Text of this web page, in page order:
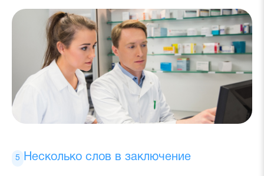
Несколько слов в заключение